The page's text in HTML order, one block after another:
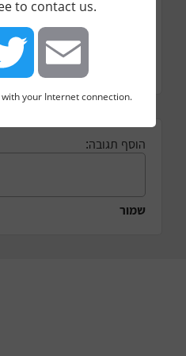
תוספת החומרי טעם
הוסף תגובה:
שמור
to contact us.
Email
your Internet connection.